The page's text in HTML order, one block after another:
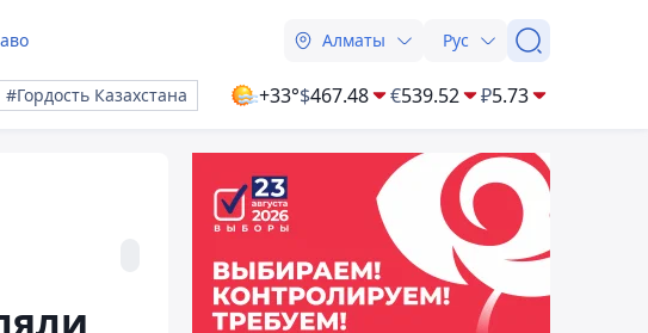
Алматы Рус
#Гордость Казахстана +33°$467.48 €539.52 ₽5.73